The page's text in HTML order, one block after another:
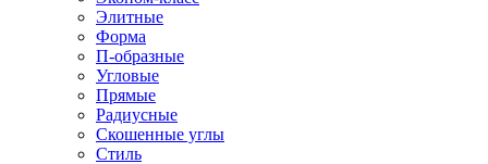
Элитные
Форма
П-образные
Угловые
Прямые
Радиусные
Скошенные углы
Стиль